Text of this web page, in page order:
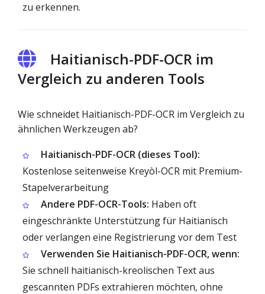
zu erkennen.
Haitianisch-PDF-OCR im
Vergleich zu anderen Tools
Wie schneidet Haitianisch-PDF-OCR im Vergleich zu
ähnlichen Werkzeugen ab?
Haitianisch-PDF-OCR (dieses Tool):
Kostenlose seitenweise Kreyòl-OCR mit Premium-
Stapelverarbeitung
Andere PDF-OCR-Tools: Haben oft
eingeschränkte Unterstützung für Haitianisch
oder verlangen eine Registrierung vor dem Test
Verwenden Sie Haitianisch-PDF-OCR, wenn:
Sie schnell haitianisch-kreolischen Text aus
gescannten PDFs extrahieren möchten, ohne